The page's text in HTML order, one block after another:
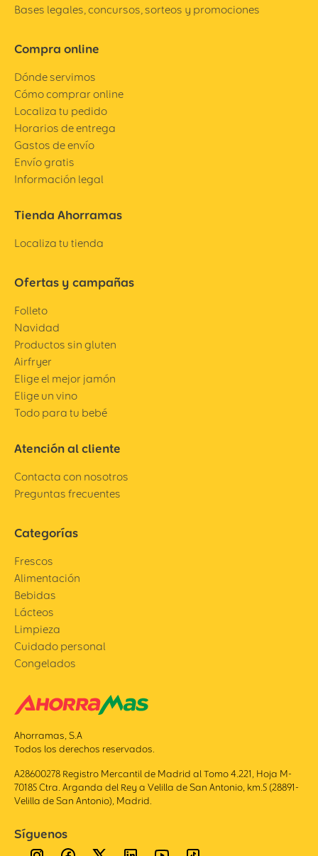
Bases legales, concursos, sorteos y promociones
Compra online
Dónde servimos
Cómo comprar online
Localiza tu pedido
Horarios de entrega
Gastos de envío
Envío gratis
Información legal
Tienda Ahorramas
Localiza tu tienda
Ofertas y campañas
Folleto
Navidad
Productos sin gluten
Airfryer
Elige el mejor jamón
Elige un vino
Todo para tu bebé
Atención al cliente
Contacta con nosotros
Preguntas frecuentes
Categorías
Frescos
Alimentación
Bebidas
Lácteos
Limpieza
Cuidado personal
Congelados
Ahorramas, S.A
Todos los derechos reservados.
A28600278 Registro Mercantil de Madrid al Tomo 4.221, Hoja M-
70185 Ctra. Arganda del Rey a Velilla de San Antonio, km.5 (28891-
Velilla de San Antonio), Madrid.
Síguenos